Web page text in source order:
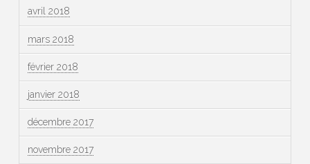
avril 2018
mars 2018
février 2018
janvier 2018
décembre 2017
novembre 2017